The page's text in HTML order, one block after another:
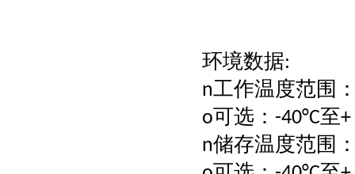
环境数据:
n工作温度范围
o可选： -40°C至+
n储存温度范围